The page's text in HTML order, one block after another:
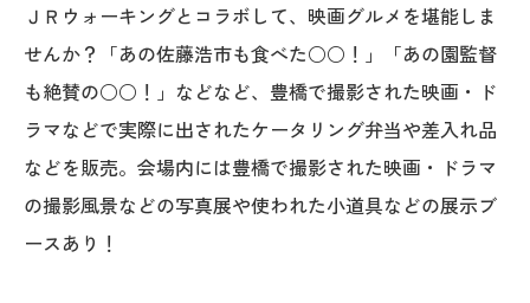
ＪＲウォーキングとコラボして、映画グルメを堪能しま
せんか？「あの佐藤浩市も食べた○○！」「あの園監督
も絶賛の○○！」などなど、豊橋で撮影された映画・ド
ラマなどで実際に出されたケータリング弁当や差入れ品
などを販売。会場内には豊橋で撮影された映画・ドラマ
の撮影風景などの写真展や使われた小道具などの展示ブ
ースあり！